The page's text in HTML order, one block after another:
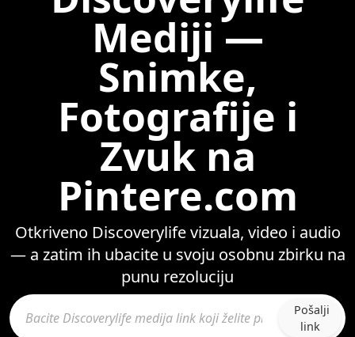
Mediji —
Snimke,
Fotografije i
Zvuk na
Pintere.com
Otkriveno Discoverylife vizuala, video i audio
— a zatim ih ubacite u svoju osobnu zbirku na
punu rezoluciju
Pošalji
link